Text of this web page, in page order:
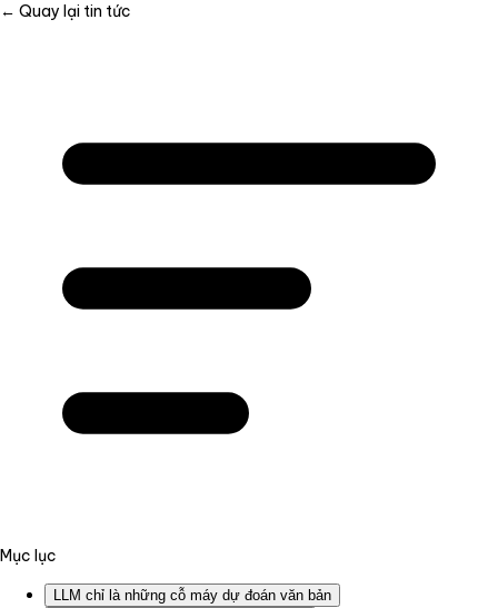
← Quay lại tin tức
Mục lục
LLM chỉ là những cỗ máy dự đoán văn bản